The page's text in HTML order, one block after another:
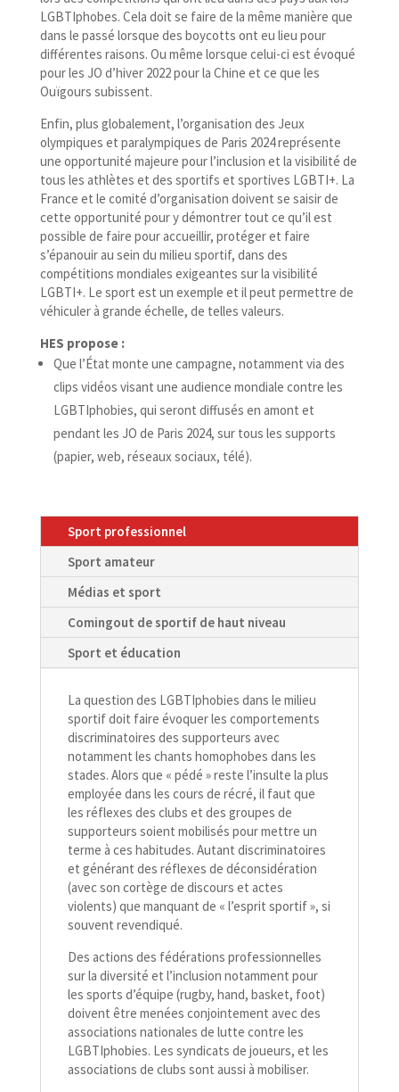
LGBTIphobes. Cela doit se faire de la même manière que
dans le passé lorsque des boycotts ont eu lieu pour
différentes raisons. Ou même lorsque celui-​ci est évoqué
pour les JO d’hiver 2022 pour la Chine et ce que les
Ouïgours subissent.
Enfin, plus globalement, l’organisation des Jeux
olympiques et paralympiques de Paris 2024 représente
une opportunité majeure pour l’inclusion et la visibilité de
tous les athlètes et des sportifs et sportives LGBTI+. La
France et le comité d’organisation doivent se saisir de
cette opportunité pour y démontrer tout ce qu’il est
possible de faire pour accueillir, protéger et faire
s’épanouir au sein du milieu sportif, dans des
compétitions mondiales exigeantes sur la visibilité
LGBTI+. Le sport est un exemple et il peut permettre de
véhiculer à grande échelle, de telles valeurs.
HES propose :
Que l’État monte une campagne, notamment via des
clips vidéos visant une audience mondiale contre les
LGBTIphobies, qui seront diffusés en amont et
pendant les JO de Paris 2024, sur tous les supports
(papier, web, réseaux sociaux, télé).
Sport professionnel
Sport amateur
Médias et sport
Comingout de sportif de haut niveau
Sport et éducation
La question des LGBTIphobies dans le milieu
sportif doit faire évoquer les comportements
discriminatoires des supporteurs avec
notamment les chants homophobes dans les
stades. Alors que « pédé » reste l’insulte la plus
employée dans les cours de récré, il faut que
les réflexes des clubs et des groupes de
supporteurs soient mobilisés pour mettre un
terme à ces habitudes. Autant discriminatoires
et générant des réflexes de déconsidération
(avec son cortège de discours et actes
violents) que manquant de « l’esprit sportif », si
souvent revendiqué.
Des actions des fédérations professionnelles
sur la diversité et l’inclusion notamment pour
les sports d’équipe (rugby, hand, basket, foot)
doivent être menées conjointement avec des
associations nationales de lutte contre les
LGBTIphobies. Les syndicats de joueurs, et les
associations de clubs sont aussi à mobiliser.